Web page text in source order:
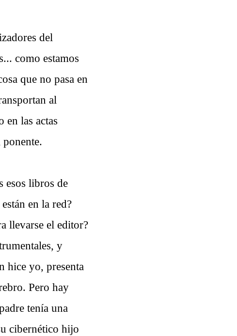
del
como estamos
que no pasa en
al
en las actas
esos libros de
en la red?
llevarse el editor?
y
hice yo, presenta
Pero hay
tenía una
cibernético hijo